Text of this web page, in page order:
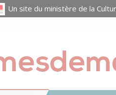
Un site du ministère de la